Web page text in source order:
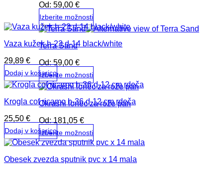
različic.
Možnosti
lahko
izberete
na
strani
izdelka
Od: 59,00 €
Izberite možnosti
Ta
ima
različic.
Možnosti
lahko
izberete
na
strani
izdelka
Terra Sand
Od:59,00 €
Izberite možnosti
Ta
ima
različic.
Možnosti
lahko
izberete
na
Okrasni lonec za rože pan
Od:181,05 €
Izberite možnosti
Ta
ima
Vaza kužek h-23,d-14 black/white
29,89 €
Dodaj v košarico
Krogla cof ricamo h-36,d-12 cm rdeča
25,50 €
Dodaj v košarico
Obesek zvezda sputnik pvc x 14 mala